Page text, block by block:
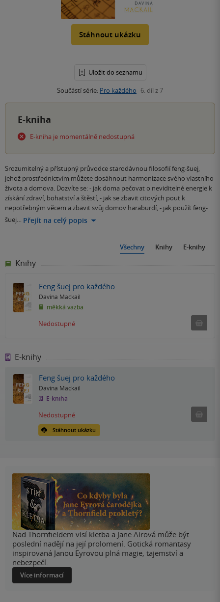
Stáhnout ukázku
Uložit do seznamu
Součástí série: Pro každého 6. díl z 7
E-kniha
E-kniha je momentálně nedostupná
Srozumitelný a přístupný průvodce starodávnou filosofií feng-šuej,
jehož prostřednictvím můžete dosáhnout harmonizace svého vlastního
života a domova. Dozvíte se: - jak doma pečovat o neviditelné energie k
získání zdraví, bohatství a štěstí, - jak se zbavit citových pout k
nepotřebným věcem a zbavit svůj domov haraburdí, - jak použít feng-
šuej… Přejít na celý popis
Všechny Knihy E-knihy
Knihy
Feng šuej pro každého
Davina Mackail
měkká vazba
Nedostupné
E-knihy
Feng šuej pro každého
Davina Mackail
E-kniha
Stáhnout ukázku
Nedostupné
Nad Thornfieldem visí kletba a Jane Airová může být
poslední nadějí na její prolomení. Gotická romantasy
inspirovaná Janou Eyrovou plná magie, tajemství a
nebezpečí.
Více informací